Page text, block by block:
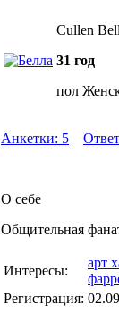
Cullen
31 год
пол
Анкетки: 5
О себе
Общительная
Интересы:
арт
Регистрация: